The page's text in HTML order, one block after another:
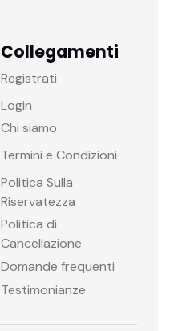
Collegamenti
Registrati
Login
Chi siamo
Termini e Condizioni
Politica Sulla
Riservatezza
Politica di
Cancellazione
Domande frequenti
Testimonianze